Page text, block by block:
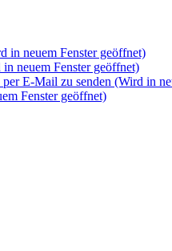
in neuem Fenster geöffnet)
neuem Fenster geöffnet)
E-Mail zu senden (Wird in
Fenster geöffnet)